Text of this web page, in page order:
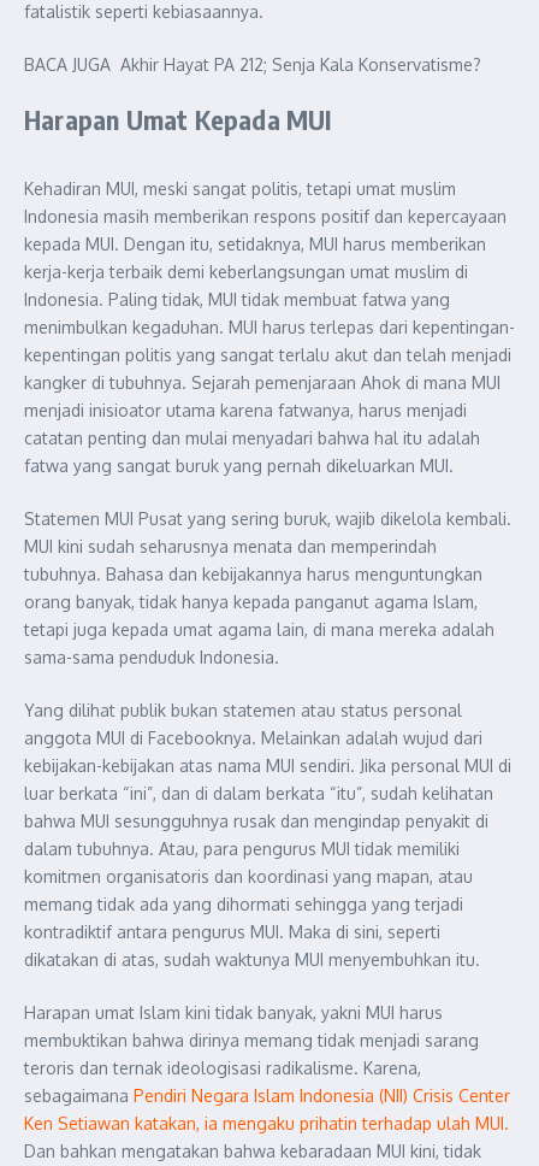
fatalistik seperti kebiasaannya.
BACA JUGA Akhir Hayat PA 212; Senja Kala Konservatisme?
Harapan Umat Kepada MUI
Kehadiran MUI, meski sangat politis, tetapi umat muslim
Indonesia masih memberikan respons positif dan kepercayaan
kepada MUI. Dengan itu, setidaknya, MUI harus memberikan
kerja-kerja terbaik demi keberlangsungan umat muslim di
Indonesia. Paling tidak, MUI tidak membuat fatwa yang
menimbulkan kegaduhan. MUI harus terlepas dari kepentingan-
kepentingan politis yang sangat terlalu akut dan telah menjadi
kangker di tubuhnya. Sejarah pemenjaraan Ahok di mana MUI
menjadi inisioator utama karena fatwanya, harus menjadi
catatan penting dan mulai menyadari bahwa hal itu adalah
fatwa yang sangat buruk yang pernah dikeluarkan MUI.
Statemen MUI Pusat yang sering buruk, wajib dikelola kembali.
MUI kini sudah seharusnya menata dan memperindah
tubuhnya. Bahasa dan kebijakannya harus menguntungkan
orang banyak, tidak hanya kepada panganut agama Islam,
tetapi juga kepada umat agama lain, di mana mereka adalah
sama-sama penduduk Indonesia.
Yang dilihat publik bukan statemen atau status personal
anggota MUI di Facebooknya. Melainkan adalah wujud dari
kebijakan-kebijakan atas nama MUI sendiri. Jika personal MUI di
luar berkata “ini”, dan di dalam berkata “itu”, sudah kelihatan
bahwa MUI sesungguhnya rusak dan mengindap penyakit di
dalam tubuhnya. Atau, para pengurus MUI tidak memiliki
komitmen organisatoris dan koordinasi yang mapan, atau
memang tidak ada yang dihormati sehingga yang terjadi
kontradiktif antara pengurus MUI. Maka di sini, seperti
dikatakan di atas, sudah waktunya MUI menyembuhkan itu.
Harapan umat Islam kini tidak banyak, yakni MUI harus
membuktikan bahwa dirinya memang tidak menjadi sarang
teroris dan ternak ideologisasi radikalisme. Karena,
sebagaimana Pendiri Negara Islam Indonesia (NII) Crisis Center
Ken Setiawan katakan, ia mengaku prihatin terhadap ulah MUI.
Dan bahkan mengatakan bahwa kebaradaan MUI kini, tidak